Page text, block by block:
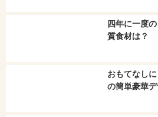
四年に一度
質食材は？
おもてなし
の簡単豪華